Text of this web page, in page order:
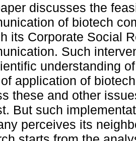
discusses the
of biotech
its Corporate Social
Such
understanding
application of
these and other
But such
perceives its